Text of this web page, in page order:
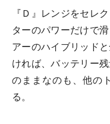
『Ｄ』レンジをセレ
ターのパワーだけで
アーのハイブリッド
ければ、バッテリー
のままなのも、他の
る。